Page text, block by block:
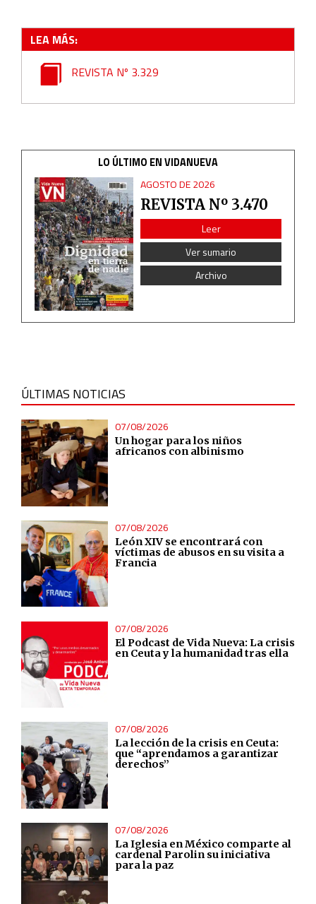
LEA MÁS:
REVISTA Nº 3.329
LO ÚLTIMO EN VIDANUEVA
AGOSTO DE 2026
REVISTA Nº 3.470
Leer
Ver sumario
Archivo
ÚLTIMAS NOTICIAS
07/08/2026
Un hogar para los niños
africanos con albinismo
07/08/2026
León XIV se encontrará con
víctimas de abusos en su visita a
Francia
07/08/2026
El Podcast de Vida Nueva: La crisis
en Ceuta y la humanidad tras ella
07/08/2026
La lección de la crisis en Ceuta:
que “aprendamos a garantizar
derechos”
07/08/2026
La Iglesia en México comparte al
cardenal Parolin su iniciativa
para la paz